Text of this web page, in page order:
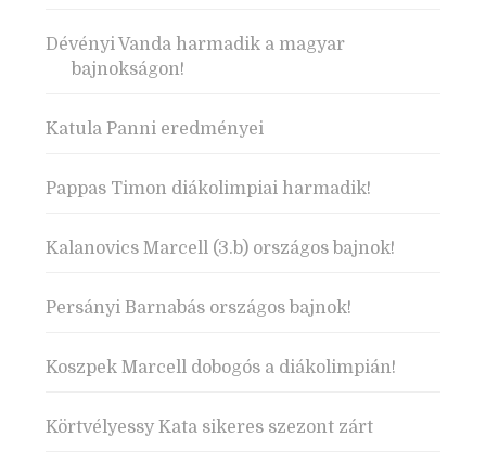
Dévényi Vanda harmadik a magyar
bajnokságon!
Katula Panni eredményei
Pappas Timon diákolimpiai harmadik!
Kalanovics Marcell (3.b) országos bajnok!
Persányi Barnabás országos bajnok!
Koszpek Marcell dobogós a diákolimpián!
Körtvélyessy Kata sikeres szezont zárt